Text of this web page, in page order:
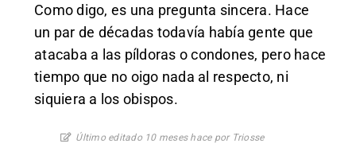
Como digo, es una pregunta sincera. Hace
un par de décadas todavía había gente que
atacaba a las píldoras o condones, pero hace
tiempo que no oigo nada al respecto, ni
siquiera a los obispos.
Último editado 10 meses hace por Triosse